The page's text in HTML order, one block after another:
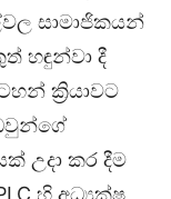
සාමාජිකයන්
හඳුන්වා දී
ක්‍රියාවට
උදා කර දීම
හි අධ්‍යක්ෂ